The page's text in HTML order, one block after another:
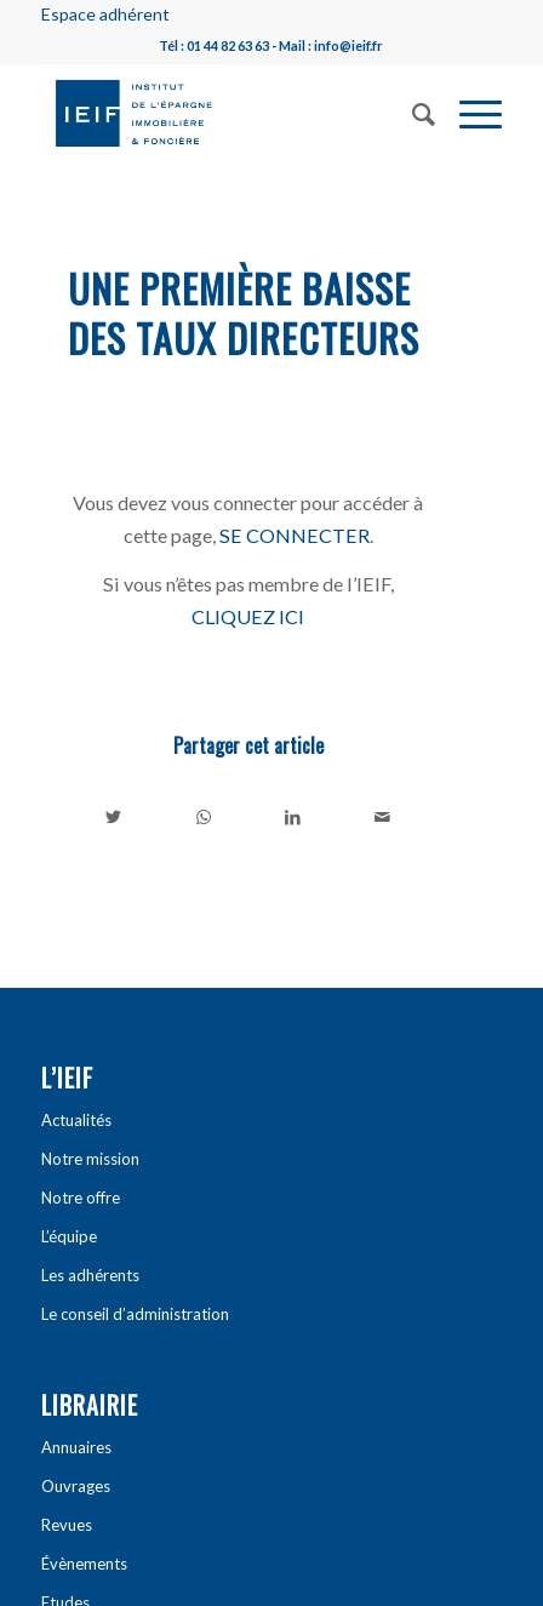
Espace adhérent
Tél : 01 44 82 63 63 - Mail : info@ieif.fr
UNE PREMIÈRE BAISSE
DES TAUX DIRECTEURS
Vous devez vous connecter pour accéder à
cette page, SE CONNECTER
Si vous n’êtes pas membre de l’IEIF,
CLIQUEZ ICI
Partager cet article
L’IEIF
Actualités
Notre mission
Notre offre
L’équipe
Les adhérents
Le conseil d’administration
LIBRAIRIE
Annuaires
Ouvrages
Revues
Évènements
Etudes